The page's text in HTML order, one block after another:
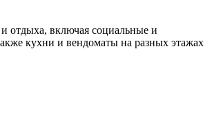
отдыха, включая социальные и
кухни и вендоматы на разных этажах